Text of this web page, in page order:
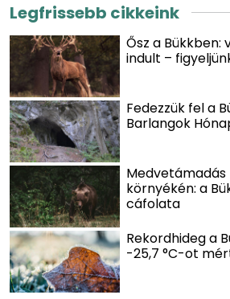
Legfrissebb cikkeink
Ősz a Bükkben:
indult –
Fedezzük fel a
Barlangok
Medvetámadás
környékén: a
cáfolata
Rekordhideg a
-25,7 °C-ot